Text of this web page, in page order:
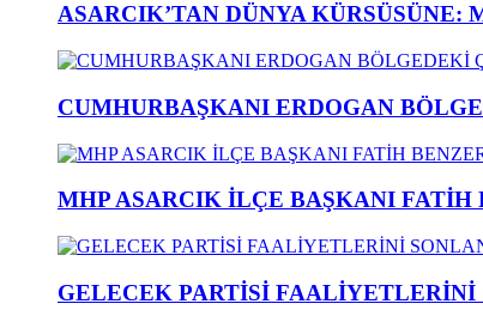
ASARCIK’TAN DÜNYA
CUMHURBAŞKANI ERDOGAN
MHP ASARCIK İLÇE BAŞKANI
GELECEK PARTİSİ